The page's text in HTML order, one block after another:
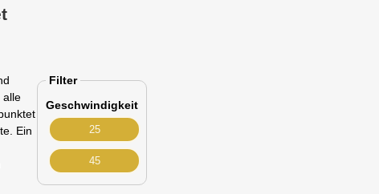
alle
Ein
Filter
Geschwindigkeit
25
45